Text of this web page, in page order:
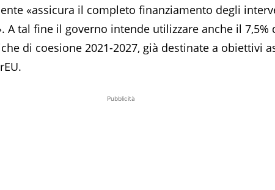
«assicura il completo finanziamento degli
A tal fine il governo intende utilizzare anche il 7,5%
di coesione 2021-2027, già destinate a obiettivi
Pubblicità